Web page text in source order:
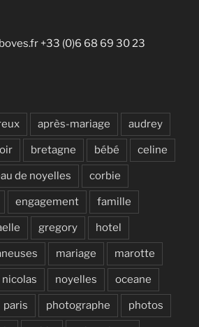
+33 (0)6 68 69 30 23
après-mariage audrey
bretagne bébé celine
de noyelles corbie
engagement famille
gregory hotel
mariage marotte
nicolas noyelles oceane
paris photographe photos